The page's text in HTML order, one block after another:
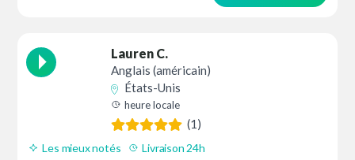
Lauren C.
Anglais (américain)
États-Unis
heure locale
(1)
Les mieux notés
Livraison 24h